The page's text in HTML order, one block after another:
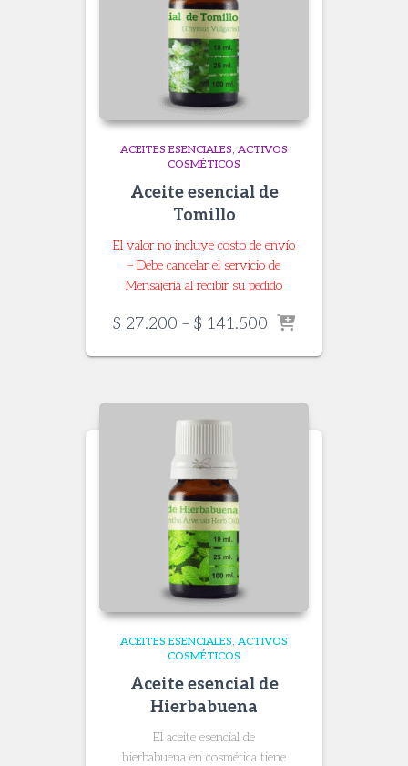
ACEITES ESENCIALES ACTIVOS
COSMÉTICOS
Aceite esencial de
Tomillo
El valor no incluye costo de envío
– Debe cancelar el servicio de
Mensajería al recibir su pedido
$ 27.200 – $ 141.500 Price
$ 27.200
$ 141.500
ACEITES ESENCIALES ACTIVOS
COSMÉTICOS
Aceite esencial de
Hierbabuena
El aceite esencial de
hierbabuena en cosmética tiene